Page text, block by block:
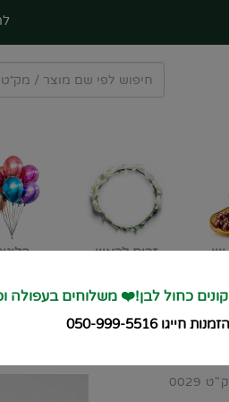
זרים לראש
🚙 מחזקים את החקלאות
0029
כחול לבן!❤️ משלוחים בעפולה
חייגו 050-999-5516